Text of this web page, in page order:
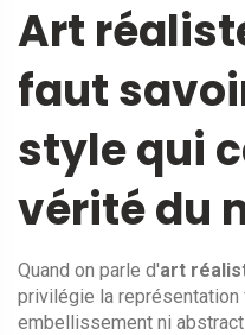
Art
faut
style qui
vérité du
Quand on parle d'art
privilégie la
embellissement ni